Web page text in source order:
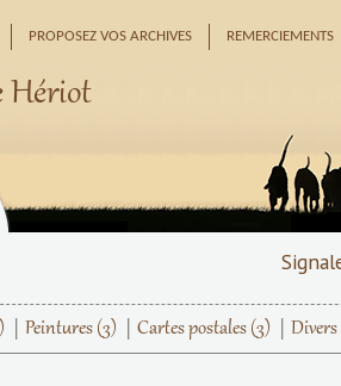
PROPOSEZ VOS ARCHIVES REMERCIEMENTS
Hériot
Peintures (3) Cartes postales (3) Divers